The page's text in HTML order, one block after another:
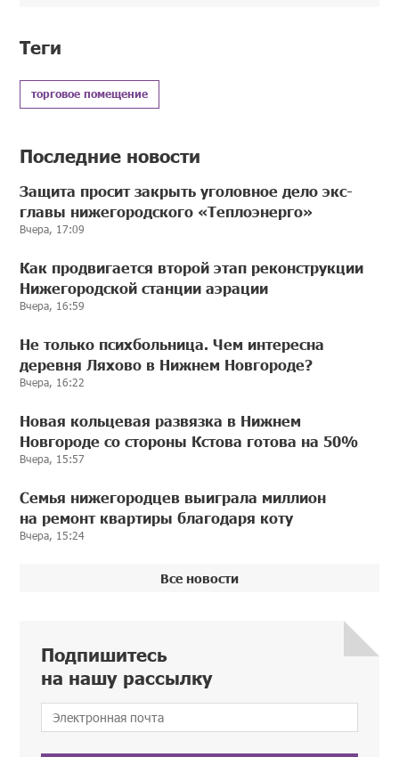
Теги
торговое помещение
Последние новости
Защита просит закрыть уголовное дело экс-
главы нижегородского «Теплоэнерго»
Вчера, 17:09
Как продвигается второй этап реконструкции
Нижегородской станции аэрации
Вчера, 16:59
Не только психбольница. Чем интересна
деревня Ляхово в Нижнем Новгороде?
Вчера, 16:22
Новая кольцевая развязка в Нижнем
Новгороде со стороны Кстова готова на 50%
Вчера, 15:57
Семья нижегородцев выиграла миллион
на ремонт квартиры благодаря коту
Вчера, 15:24
Все новости
Подпишитесь
на нашу рассылку